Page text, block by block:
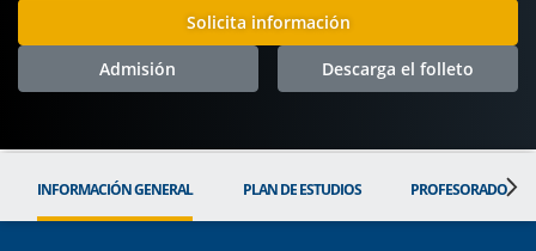
Solicita información
Admisión Descarga el folleto
INFORMACIÓN GENERAL PLAN DE ESTUDIOS PROFESORADO